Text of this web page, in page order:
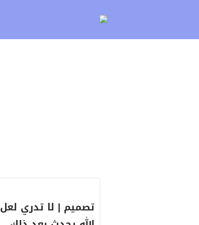
تصميم | لا تدري لعل